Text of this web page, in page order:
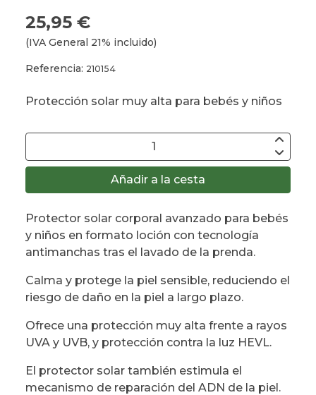
25,95 €
(IVA General 21% incluido)
Referencia: 210154
Protección solar muy alta para bebés y niños
Añadir a la cesta
Protector solar corporal avanzado para bebés
y niños en formato loción con tecnología
antimanchas tras el lavado de la prenda.
Calma y protege la piel sensible, reduciendo el
riesgo de daño en la piel a largo plazo.
Ofrece una protección muy alta frente a rayos
UVA y UVB, y protección contra la luz HEVL.
El protector solar también estimula el
mecanismo de reparación del ADN de la piel.